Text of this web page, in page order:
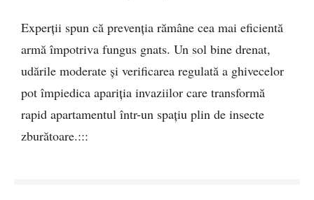
Experții spun că prevenția rămâne cea mai eficientă
armă împotriva fungus gnats. Un sol bine drenat,
udările moderate și verificarea regulată a ghivecelor
pot împiedica apariția invaziilor care transformă
rapid apartamentul într-un spațiu plin de insecte
zburătoare.:::